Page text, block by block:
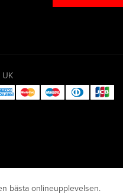
bästa onlineupplevelsen.